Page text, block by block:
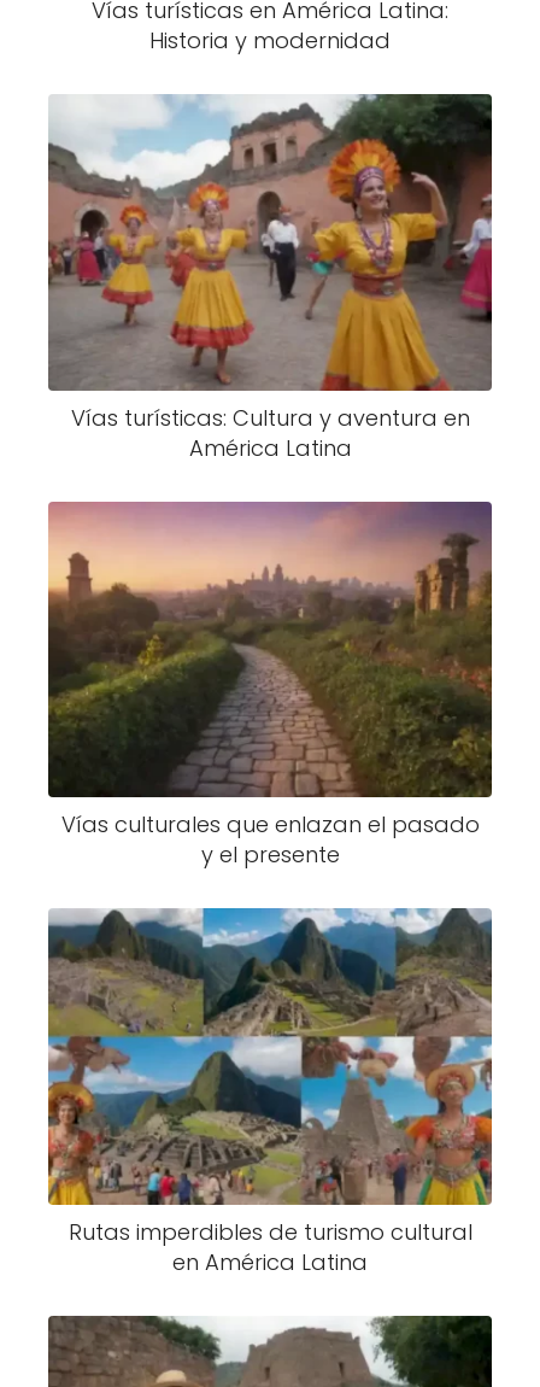
Vías turísticas en América Latina:
Historia y modernidad
Vías turísticas: Cultura y aventura en
América Latina
Vías culturales que enlazan el pasado
y el presente
Rutas imperdibles de turismo cultural
en América Latina